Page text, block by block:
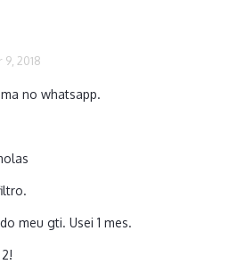
2018
no whatsapp.
meu gti. Usei 1 mes.